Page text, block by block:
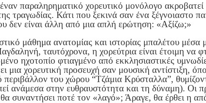
παραληρηματικό χορευτικό μονόλογο
τραγωδίας. Κάτι που ξεκινά σαν ένα ξέγνοιαστο
δεν είναι άλλη από μια απλή ερώτηση: «Αξίζω;»
μάθημα ανατομίας και ιστορίας μπαλέτου μέσα
ταυτόχρονα, η χορεύτρια είναι έτοιμη να
ηχοτοπίο φτιαγμένο από εκκλησιαστικές
μια χορευτική προσευχή σαν μουσική αντίστιξη,
του χώρου “Τζάμια Κρύσταλλα”,
ανάμεσα στην ευθραυστότητα και τη δύναμη). Οι
συναντήσει ποτέ τον «λαγό»; Άραγε, θα έρθει η